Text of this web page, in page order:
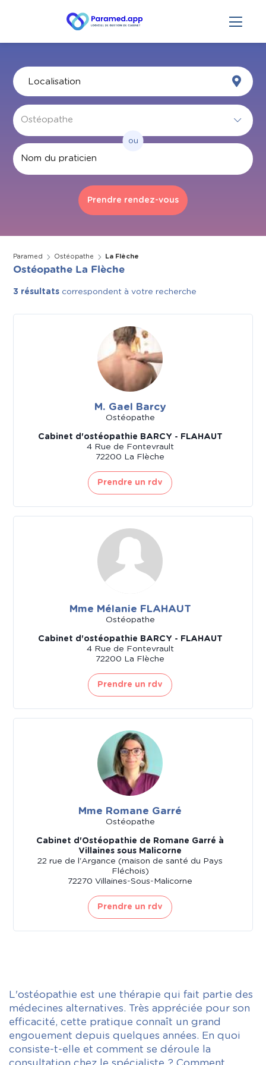
Par nom
ou
Paramed Ostéopathe La Flèche
Ostéopathe La Flèche
3 résultats correspondent à votre recherche
M. Gael Barcy
Ostéopathe
Cabinet d'ostéopathie BARCY - FLAHAUT
4 Rue de Fontevrault
72200 La Flèche
Prendre un rdv
Mme Mélanie FLAHAUT
Ostéopathe
Cabinet d'ostéopathie BARCY - FLAHAUT
4 Rue de Fontevrault
72200 La Flèche
Prendre un rdv
Mme Romane Garré
Ostéopathe
Cabinet d'Ostéopathie de Romane Garré à
Villaines sous Malicorne
22 rue de l'Argance (maison de santé du Pays
Fléchois)
72270 Villaines-Sous-Malicorne
Prendre un rdv
L'ostéopathie est une thérapie qui fait partie des
médecines alternatives. Très appréciée pour son
efficacité, cette pratique connaît un grand
engouement depuis quelques années. En quoi
consiste-t-elle et comment se déroule la
consultation chez le spécialiste ? Comment